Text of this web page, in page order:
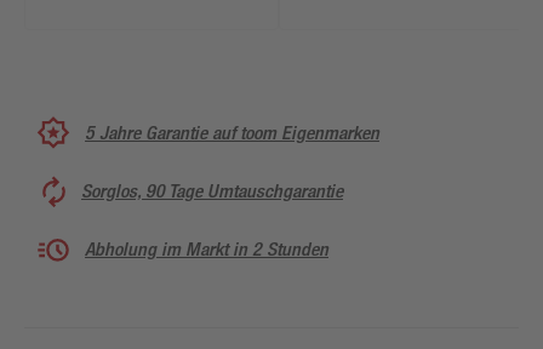
5 Jahre Garantie auf toom Eigenmarken
Sorglos, 90 Tage Umtauschgarantie
Abholung im Markt in 2 Stunden